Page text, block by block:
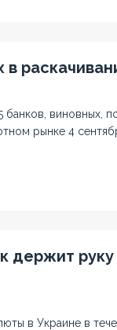
банков, виновных,
рынке 4
держит руку
в Украине в